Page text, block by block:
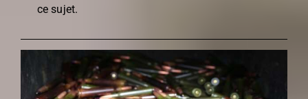
ce sujet.